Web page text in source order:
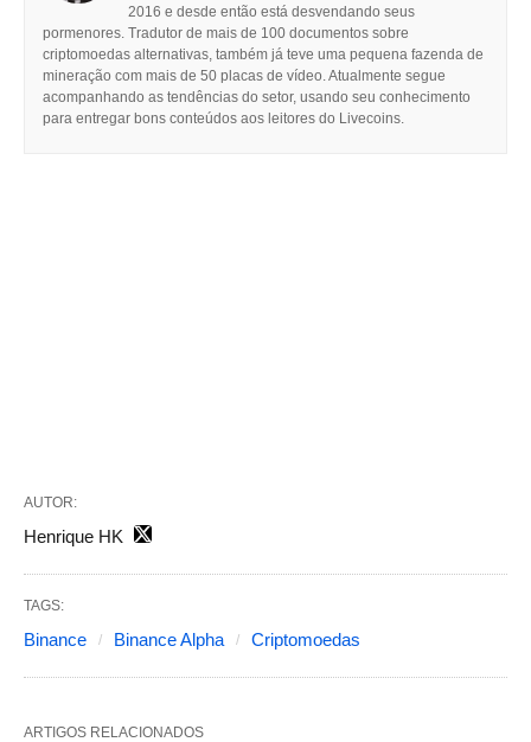
2016 e desde então está desvendando seus
pormenores. Tradutor de mais de 100 documentos sobre
criptomoedas alternativas, também já teve uma pequena fazenda de
mineração com mais de 50 placas de vídeo. Atualmente segue
acompanhando as tendências do setor, usando seu conhecimento
para entregar bons conteúdos aos leitores do Livecoins.
AUTOR:
Henrique HK
TAGS:
Binance Binance Alpha Criptomoedas
ARTIGOS RELACIONADOS